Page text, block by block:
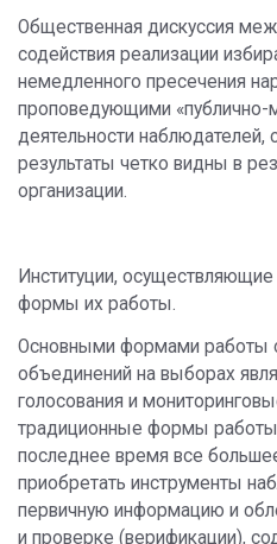
Общественная дискуссия
содействия реализации
немедленного пресечения
проповедующими
деятельности наблюдателей,
результаты четко видны в
организации.
Институции,
формы их работы.
Основными формами работы
объединений на выборах
голосования и
традиционные формы
последнее время все
приобретать инструменты
первичную информацию и
и проверке (верификации),